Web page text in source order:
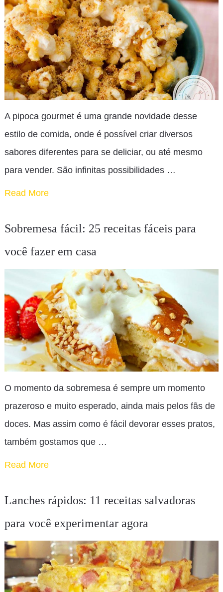
A pipoca gourmet é uma grande novidade desse
estilo de comida, onde é possível criar diversos
sabores diferentes para se deliciar, ou até mesmo
para vender. São infinitas possibilidades …
Read More
Sobremesa fácil: 25 receitas fáceis para
você fazer em casa
O momento da sobremesa é sempre um momento
prazeroso e muito esperado, ainda mais pelos fãs de
doces. Mas assim como é fácil devorar esses pratos,
também gostamos que …
Read More
Lanches rápidos: 11 receitas salvadoras
para você experimentar agora